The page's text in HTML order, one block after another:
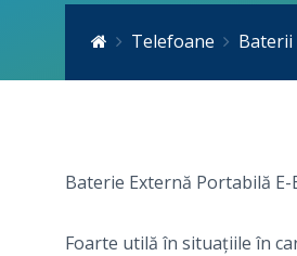
Telefoane Baterii
Baterie Externă Portabilă E-
Foarte utilă în situațiile în